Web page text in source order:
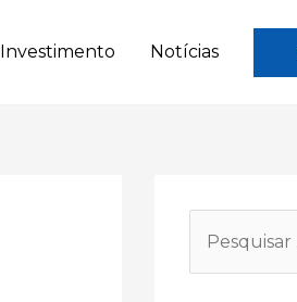
Investimento Notícias